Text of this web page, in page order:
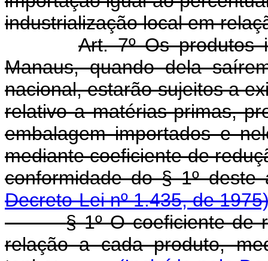
industrialização local em
Art. 7º Os produtos
Manaus, quando dela
nacional, estarão sujeitos a
relativo a matérias-primas,
embalagem importados e
mediante coeficiente de
conformidade do § 1º
Decreto-Lei nº 1.435, de
§ 1º O coeficiente de
relação a cada produto,